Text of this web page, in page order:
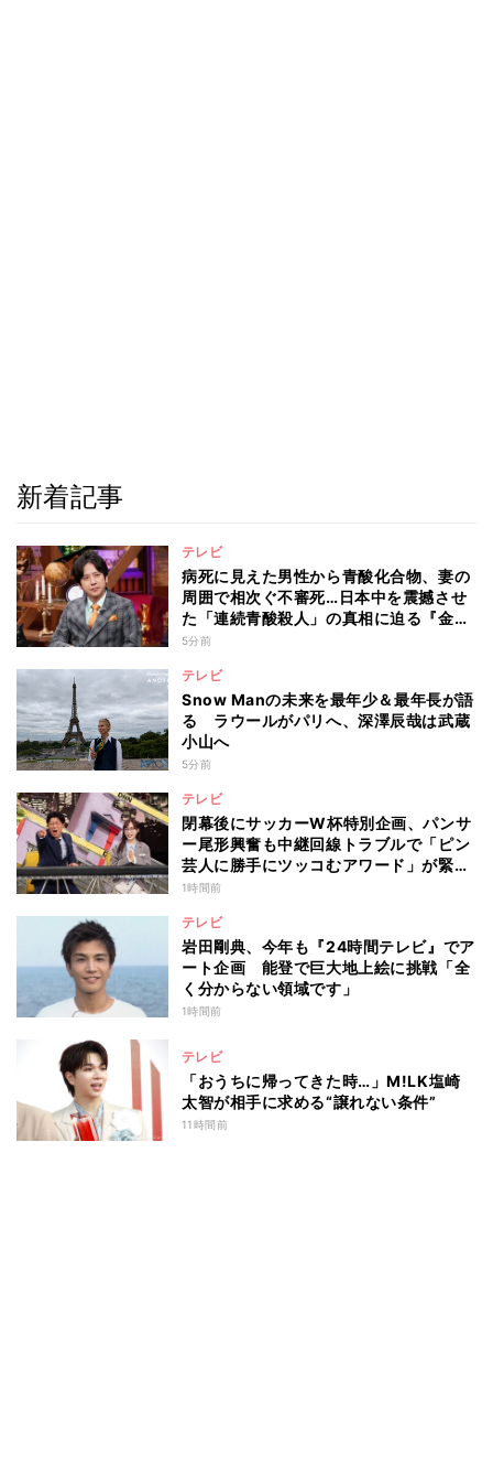
新着記事
テレビ
病死に見えた男性から青酸化合物、妻の
周囲で相次ぐ不審死…日本中を震撼させ
た「連続青酸殺人」の真相に迫る『金曜
ミステリークラブ!!!』
5分前
テレビ
Snow Manの未来を最年少＆最年長が語
る ラウールがパリへ、深澤辰哉は武蔵
小山へ
5分前
テレビ
閉幕後にサッカーW杯特別企画、パンサ
ー尾形興奮も中継回線トラブルで「ピン
芸人に勝手にツッコむアワード」が緊急
開幕『脱力タイムズ』
1時間前
テレビ
岩田剛典、今年も『24時間テレビ』でア
ート企画 能登で巨大地上絵に挑戦「全
く分からない領域です」
1時間前
テレビ
「おうちに帰ってきた時…」M!LK塩崎
太智が相手に求める“譲れない条件”
11時間前